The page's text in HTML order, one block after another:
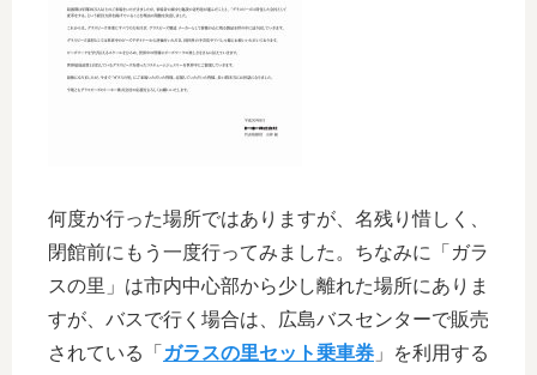
何度か行った場所ではありますが、名残り惜しく、
閉館前にもう一度行ってみました。ちなみに「ガラ
スの里」は市内中心部から少し離れた場所にありま
すが、バスで行く場合は、広島バスセンターで販売
されている「 ガラスの里セット乗車券 」を利用する